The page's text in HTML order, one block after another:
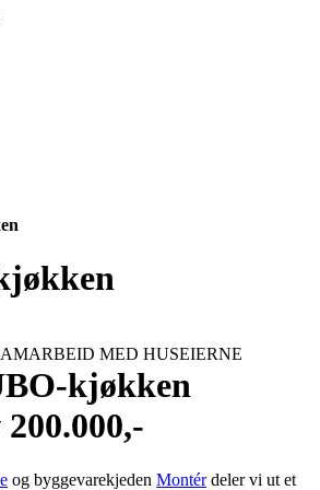
MED HUSEIERNE
kjøkken
og byggevarekjeden Montérdeler vi ut et